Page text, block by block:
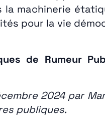
machinerie
pour la vie
de Rumeur
2024 par
publiques.